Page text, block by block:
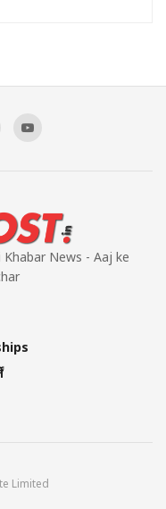
Khabar News - Aaj ke
Limited